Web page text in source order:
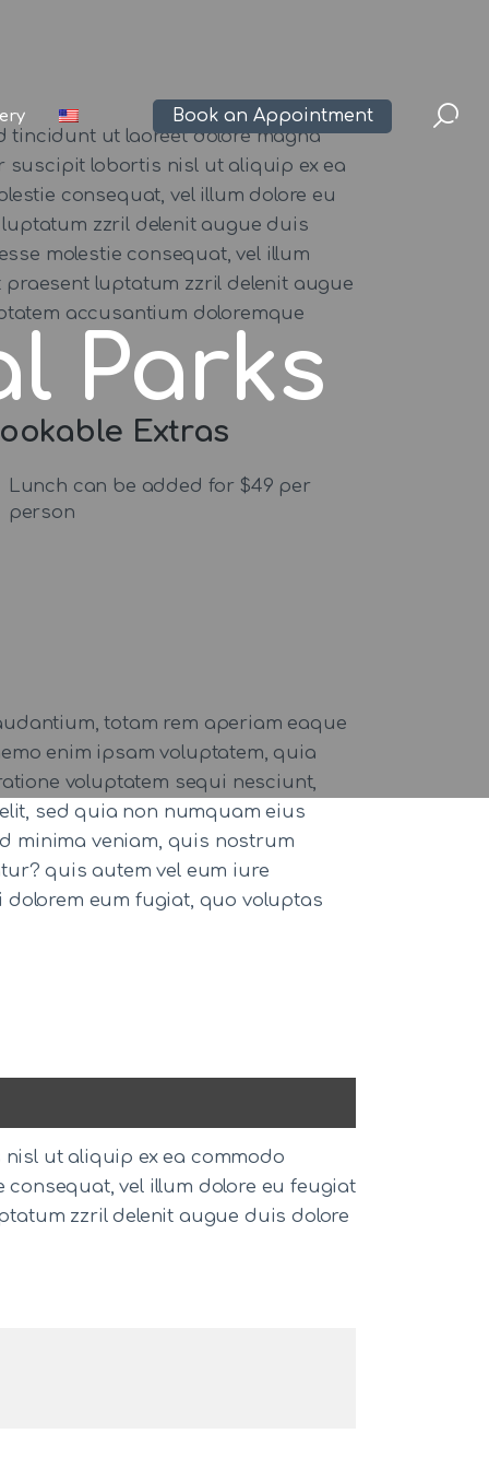
Book an Appointment
Parks
tincidunt ut laoreet dolore magna
suscipit lobortis nisl ut aliquip ex ea
consequat, vel illum dolore eu
zzril delenit augue duis
molestie consequat, vel illum
luptatum zzril delenit augue
accusantium doloremque
Extras
Lunch can be added for $49 per
person
totam rem aperiam eaque
enim ipsam voluptatem, quia
voluptatem sequi nesciunt,
sed quia non numquam eius
minima veniam, quis nostrum
quis autem vel eum iure
dolorem eum fugiat, quo voluptas
ut aliquip ex ea commodo
vel illum dolore eu feugiat
zzril delenit augue duis dolore